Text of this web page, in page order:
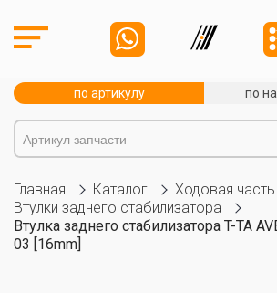
по артикулу по
Главная Каталог
Ходовая часть
Втулки заднего стабилизатора
Втулка заднего стабилизатора T-TA
03 [16mm]